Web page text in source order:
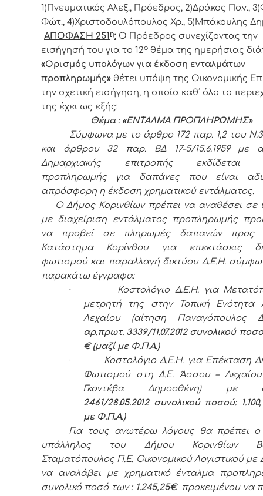
1)Πνευματικός Αλεξ., Πρόεδρoς, 2)Δράκος Παν.,
Φώτ., 4)Χριστοδουλόπουλος Χρ., 5)Μπάκουλης
ΑΠΟΦΑΣΗ 251 η: Ο Πρόεδρος συνεχίζοντας την
εισήγησή του για το 12ο θέμα της ημερήσιας
«Ορισμός υπολόγων για έκδοση ενταλμάτων
προπληρωμής» θέτει υπόψη της Οικονομικής
την σχετική εισήγηση, η οποία καθ΄ όλο το
της έχει ως εξής:
Θέμα : «ΕΝΤΑΛΜΑ ΠΡΟΠΛΗΡΩΜΗΣ»
Σύμφωνα με το άρθρο 172 παρ. 1,2 του
και άρθρου 32 παρ. ΒΔ 17-5/15.6.1959 με
Δημαρχιακής επιτροπής εκδίδεται
προπληρωμής για δαπάνες που είναι
απρόσφορη η έκδοση χρηματικού εντάλματος.
Ο Δήμος Κορινθίων πρέπει να αναθέσει σε
με διαχείριση εντάλματος προπληρωμής
να προβεί σε πληρωμές δαπανών προς
Κατάστημα Κορίνθου για επεκτάσεις
φωτισμού και παραλλαγή δικτύου Δ.Ε.Η.
παρακάτω έγγραφα:
·
Κοστολόγιο Δ.Ε.Η. για
μετρητή της στην Τοπική Ενότητα
Λεχαίου (αίτηση Παναγόπουλος
αρ.πρωτ. 3339/11.07.2012 συνολικού
€ (μαζί με Φ.Π.Α.)
·
Κοστολόγιο Δ.Ε.Η. για Eπέκταση
Φωτισμού στη Δ.Ε. Άσσου – Λεχαίου
Γκοντέβα Δημοσθένη) με
2461/28.05.2012 συνολικού ποσού:
με Φ.Π.Α.)
Για τους ανωτέρω λόγους θα πρέπει ο
υπάλληλος του Δήμου Κορινθίων
Σταματόπουλος Π.Ε. Οικονομικού Λογιστικού με
να αναλάβει με χρηματικό ένταλμα
συνολικό ποσό των: 1.245,25€ προκειμένου να